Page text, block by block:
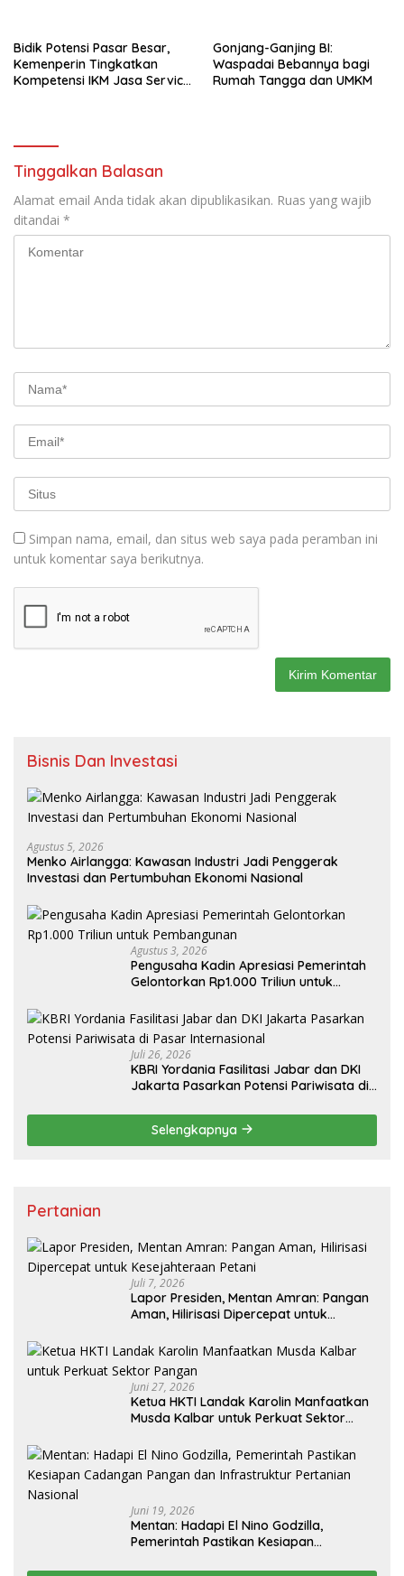
Bidik Potensi Pasar Besar,
Kemenperin Tingkatkan
Kompetensi IKM Jasa Service
Gonjang-Ganjing BI:
Waspadai Bebannya bagi
Rumah Tangga dan UMKM
Tinggalkan Balasan
Alamat email Anda tidak akan dipublikasikan. Ruas yang wajib
ditandai *
Simpan nama, email, dan situs web saya pada peramban ini
untuk komentar saya berikutnya.
Bisnis Dan Investasi
Agustus 5, 2026
Menko Airlangga: Kawasan Industri Jadi Penggerak
Investasi dan Pertumbuhan Ekonomi Nasional
Agustus 3, 2026
Pengusaha Kadin Apresiasi Pemerintah
Gelontorkan Rp1.000 Triliun untuk
Juli 26, 2026
KBRI Yordania Fasilitasi Jabar dan DKI
Jakarta Pasarkan Potensi Pariwisata di
Selengkapnya
Pertanian
Juli 7, 2026
Lapor Presiden, Mentan Amran: Pangan
Aman, Hilirisasi Dipercepat untuk
Juni 27, 2026
Ketua HKTI Landak Karolin Manfaatkan
Musda Kalbar untuk Perkuat Sektor
Juni 19, 2026
Mentan: Hadapi El Nino Godzilla,
Pemerintah Pastikan Kesiapan